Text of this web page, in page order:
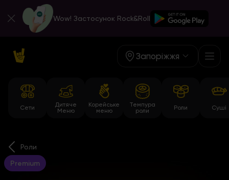
Wow! Застосунок Rock&Roll
Запоріжжя
Сети
Дитяче
Меню
Корейське
меню
Темпура
роли
Роли Суші
Роли
Premium